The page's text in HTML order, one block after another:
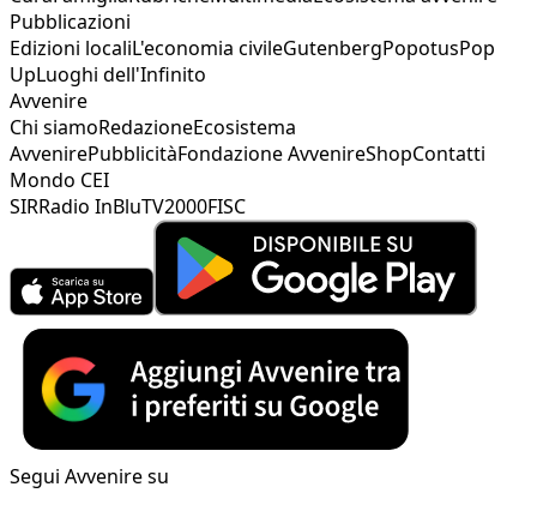
Pubblicazioni
Edizioni localiL'economia civileGutenbergPopotusPop
UpLuoghi dell'Infinito
Avvenire
Chi siamoRedazioneEcosistema
AvvenirePubblicitàFondazione AvvenireShopContatti
Mondo CEI
SIRRadio InBluTV2000FISC
Segui Avvenire su